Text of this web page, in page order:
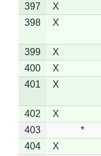
397
X
398
X
399 X
400
X
401
X
402 X
403
*
404
X